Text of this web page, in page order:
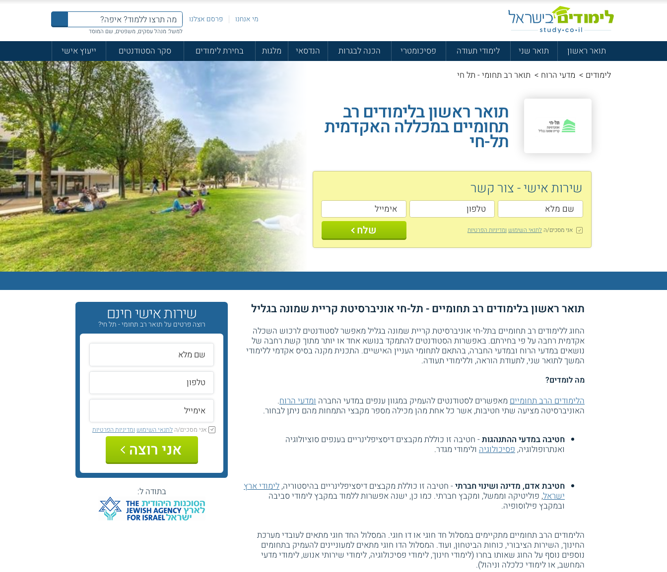
מי אנחנו פרסם אצלנו
למשל: מנהל עסקים, משפטים, שם המוסד
תואר ראשון תואר שני לימודי תעודה פסיכומטרי הכנה לבגרות הנדסאי מלגות בחירת לימודים סקר הסטודנטים
ייעוץ אישי
לימודים > מדעי הרוח > תואר רב תחומי - תל חי
תואר ראשון בלימודים רב
תחומיים במכללה האקדמית
תל-חי
שירות אישי - צור קשר
אני מסכים/הלתנאי השימוש ומדיניות הפרטיות שלח
תואר ראשון בלימודים רב תחומיים - תל-חי אוניברסיטת קריית שמונה בגליל
החוג ללימודים רב תחומיים בתל-חי אוניברסיטת קריית שמונה בגליל מאפשר לסטודנטים לרכוש השכלה
אקדמית רחבה על פי בחירתם. באפשרות הסטודנטים להתמקד בנושא אחד או יותר מתוך קשת רחבה של
נושאים במדעי הרוח ובמדעי החברה, בהתאם לתחומי העניין האישיים. התכנית מקנה בסיס אקדמי ללימודי
המשך לתואר שני, לתעודת הוראה, וללימודי תעודה.
מה לומדים?
הלימודים הרב תחומיים מאפשרים לסטודנטים להעמיק במגוון ענפים במדעי החברה ומדעי הרוח.
האוניברסיטה מציעה שתי חטיבות, אשר כל אחת מהן מכילה מספר מקבצי התמחות מהם ניתן לבחור.
חטיבה במדעי ההתנהגות- חטיבה זו כוללת מקבצים דיסציפלינריים בענפים סוציולוגיה
ואנתרופולוגיה, פסיכולוגיה ולימודי מגדר.
חטיבת אדם, מדינה ושינוי חברתי- חטיבה זו כוללת מקבצים דיסציפלינריים בהיסטוריה,לימודי ארץ
ישראל, פוליטיקה וממשל, ומקבץ חברתי. כמו כן, ישנה אפשרות ללמוד במקבץ לימודי סביבה
ובמקבץ פילוסופיה.
הלימודים הרב תחומיים מתקיימים במסלול חד חוגי או דו חוגי. המסלול החד חוגי מתאים לעובדי מערכת
החינוך, השירות הציבורי, כוחות הביטחון, ועוד. המסלול הדו חוגי מתאים למעוניינים להעמיק בתחומים
נוספים נוסף על החוג שאותו בחרו (לימודי חינוך, לימודי פסיכולוגיה, לימודי שירותי אנוש, לימודי מדעי
המחשב, או לימודי כלכלה וניהול).
שירות אישי חינם
רוצה פרטים על תואר רב תחומי - תל חי?
אני מסכים/הלתנאי השימוש ומדיניות הפרטיות
אני רוצה
בתודה ל: